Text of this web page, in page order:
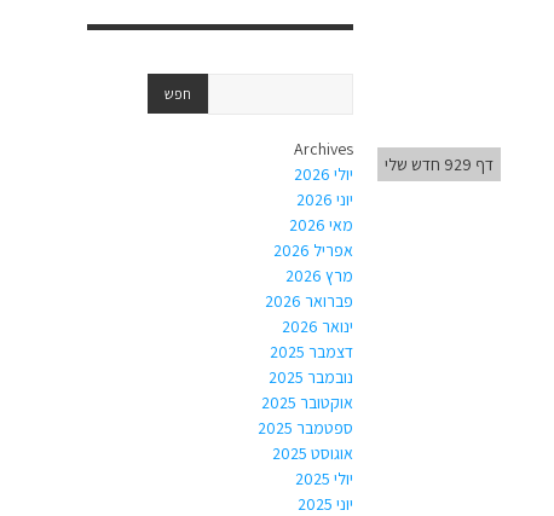
דף 929 חדש שלי
Archives
יולי 2026
יוני 2026
מאי 2026
אפריל 2026
מרץ 2026
פברואר 2026
ינואר 2026
דצמבר 2025
נובמבר 2025
אוקטובר 2025
ספטמבר 2025
אוגוסט 2025
יולי 2025
יוני 2025